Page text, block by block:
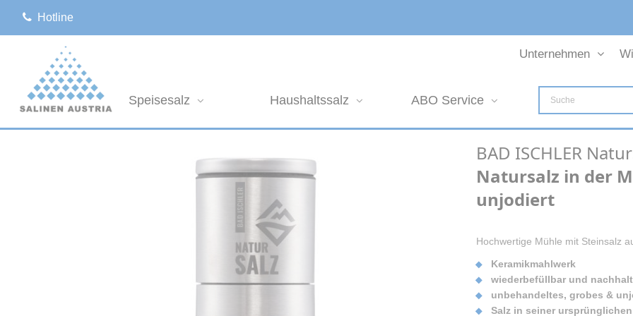
Hotline
Unternehmen
Speisesalz Haushaltssalz ABO Service
BAD ISCHLER
Natursalz in der
unjodiert
Hochwertige Mühle mit Steinsalz
Keramikmahlwerk
wiederbefüllbar und
unbehandeltes, grobes &
Salz in seiner